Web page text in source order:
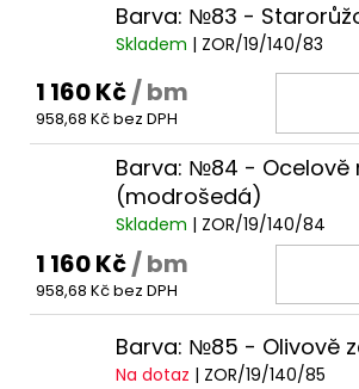
Barva: №83 -
Skladem | ZOR/19/140/83
1 160 Kč/ bm
958,68 Kč bez DPH
Barva: №84 - Ocelově
(modrošedá)
Skladem | ZOR/19/140/84
1 160 Kč/ bm
958,68 Kč bez DPH
Barva: №85 - Olivově
Na dotaz | ZOR/19/140/85